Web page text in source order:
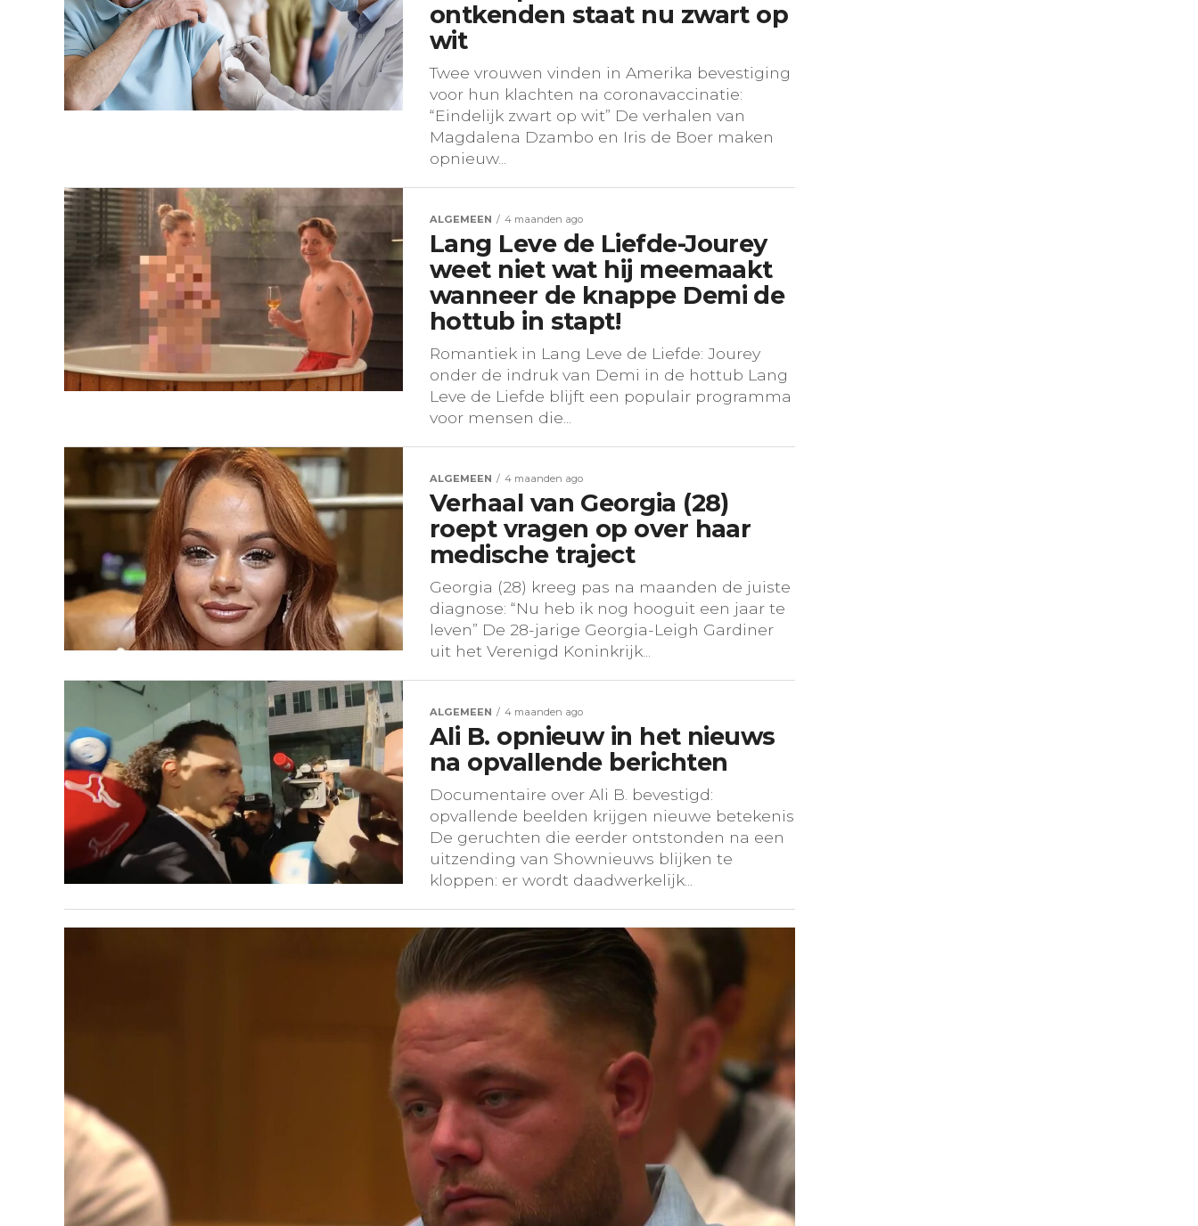
ontkenden staat nu zwart op
wit
Twee vrouwen vinden in Amerika bevestiging
voor hun klachten na coronavaccinatie:
“Eindelijk zwart op wit” De verhalen van
Magdalena Dzambo en Iris de Boer maken
opnieuw...
ALGEMEEN 4 maanden ago
Lang Leve de Liefde-Jourey
weet niet wat hij meemaakt
wanneer de knappe Demi de
hottub in stapt!
Romantiek in Lang Leve de Liefde: Jourey
onder de indruk van Demi in de hottub Lang
Leve de Liefde blijft een populair programma
voor mensen die...
ALGEMEEN 4 maanden ago
Verhaal van Georgia (28)
roept vragen op over haar
medische traject
Georgia (28) kreeg pas na maanden de juiste
diagnose: “Nu heb ik nog hooguit een jaar te
leven” De 28-jarige Georgia-Leigh Gardiner
uit het Verenigd Koninkrijk...
ALGEMEEN 4 maanden ago
Ali B. opnieuw in het nieuws
na opvallende berichten
Documentaire over Ali B. bevestigd:
opvallende beelden krijgen nieuwe betekenis
De geruchten die eerder ontstonden na een
uitzending van Shownieuws blijken te
kloppen: er wordt daadwerkelijk...